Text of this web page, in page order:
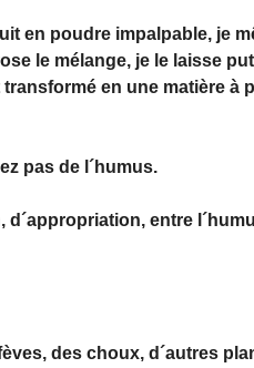
en poudre impalpable, je
le mélange, je le laisse
en une matière à
pas de l´humus.
d´appropriation, entre
des choux, d´autres